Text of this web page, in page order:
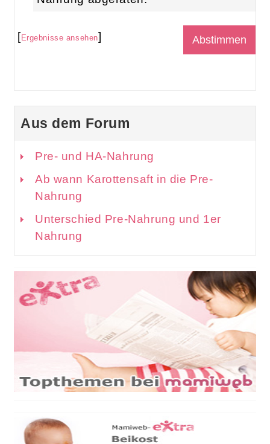
[Ergebnisse ansehen]
Aus dem Forum
Pre- und HA-Nahrung
Ab wann Karottensaft in die Pre-
Nahrung
Unterschied Pre-Nahrung und 1er
Nahrung